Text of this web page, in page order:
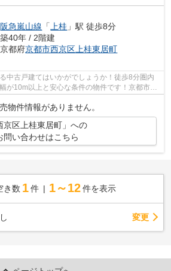
阪急嵐山線 「上桂 」駅 徒歩8分
築40年 / 2階建
京都府京都市西京区上桂東居町
中古戸建てはいかがでしょうか！徒歩8分圏内
が10m以上と安心な条件の物件です！京都市西
物件情報がありません。
京区上桂東居町」への
問い合わせはこちら
き数 1 件 1～12 件を表示
変更